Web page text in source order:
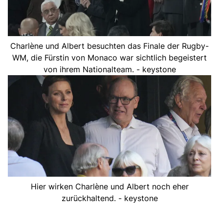
Charlène und Albert besuchten das Finale der Rugby-
WM, die Fürstin von Monaco war sichtlich begeistert
von ihrem Nationalteam. - keystone
Hier wirken Charlène und Albert noch eher
zurückhaltend. - keystone